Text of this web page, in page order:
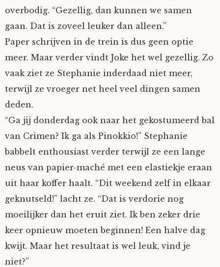
Tim-
Tom Mathys
Vorrion
Vrolijke Dondersteen
Zofianina
overbodig. “Gezellig, dan kunnen we samen
gaan. Dat is zoveel leuker dan alleen.”
Paper schrijven in de trein is dus geen optie
meer. Maar verder vindt Joke het wel gezellig. Zo
vaak ziet ze Stephanie inderdaad niet meer,
terwijl ze vroeger net heel veel dingen samen
deden.
“Ga jij donderdag ook naar het gekostumeerd bal
van Crimen? Ik ga als Pinokkio!” Stephanie
babbelt enthousiast verder terwijl ze een lange
neus van papier-maché met een elastiekje eraan
uit haar koffer haalt. “Dit weekend zelf in elkaar
geknutseld!” lacht ze. “Dat is verdorie nog
moeilijker dan het eruit ziet. Ik ben zeker drie
keer opnieuw moeten beginnen! Een halve dag
kwijt. Maar het resultaat is wel leuk, vind je
niet?”